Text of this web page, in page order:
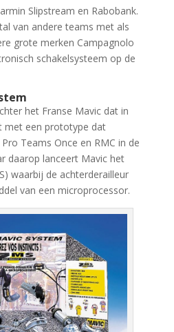
Slipstream en Rabobank.
van andere teams met als
grote merken Campagnolo
schakelsysteem op de
het Franse Mavic dat in
met een prototype dat
Teams Once en RMC in de
daarop lanceert Mavic het
waarbij de achterderailleur
van een microprocessor.